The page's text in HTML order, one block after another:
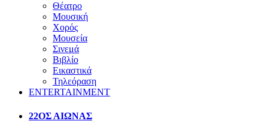
Θέατρο
Μουσική
Χορός
Μουσεία
Σινεμά
Βιβλίο
Εικαστικά
Τηλεόραση
ENTERTAINMENT
22ΟΣ ΑΙΩΝΑΣ